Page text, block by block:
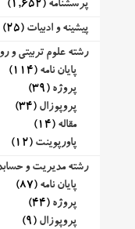
پرسشنامه (1,652)
پیشینه و ادبیات (25)
رشته علوم تربیتی و
پایان نامه (114)
پروژه (39)
پروپوزال (34)
مقاله (14)
پاورپوینت (12)
رشته مدیریت و
پایان نامه (87)
پروژه (44)
پروپوزال (9)